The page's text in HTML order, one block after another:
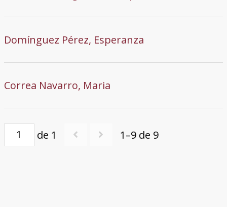
Domínguez Pérez, Esperanza
Correa Navarro, Maria
de 1 1–9 de 9